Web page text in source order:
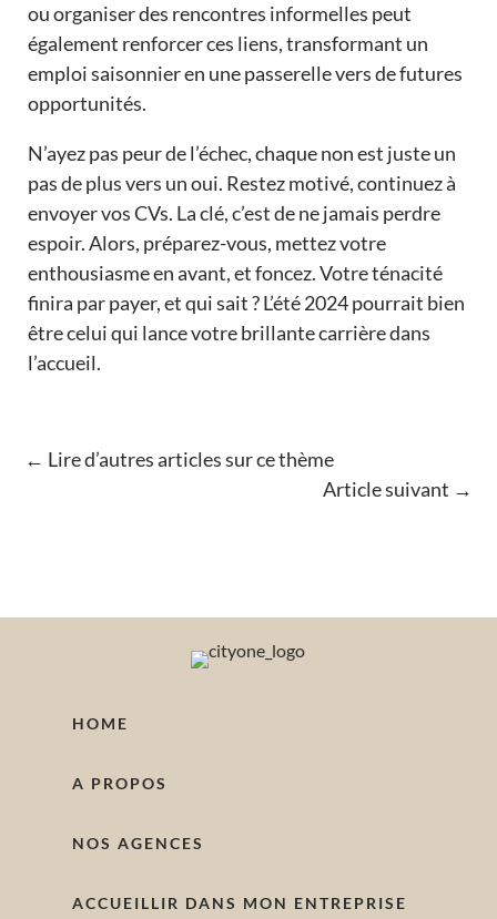
ou organiser des rencontres informelles peut
également renforcer ces liens, transformant un
emploi saisonnieren une passerelle vers de futures
opportunités.
N’ayez pas peur de l’échec, chaque non est juste un
pas de plus vers un oui. Restez motivé, continuez à
envoyer vos CVs. La clé, c’est de ne jamais perdre
espoir. Alors, préparez-vous, mettez votre
enthousiasme en avant, et foncez. Votre ténacité
finira par payer, et qui sait ? L’été 2024 pourrait bien
être celui qui lance votre brillante carrière dans
l’accueil.
← Lire d’autres articles sur ce thème
Article suivant →
HOME
A PROPOS
NOS AGENCES
ACCUEILLIR DANS MON ENTREPRISE